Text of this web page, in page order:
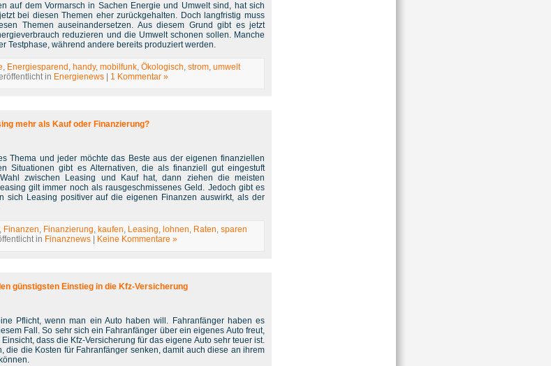
auf dem Vormarsch in Sachen Energie und Umwelt sind, hat sich
bei diesen Themen eher zurückgehalten. Doch langfristig muss
Themen auseinandersetzen. Aus diesem Grund gibt es jetzt
reduzieren und die Umwelt schonen sollen. Manche
Testphase, während andere bereits produziert werden.
, Energiesparend , handy, mobilfunk, Ökologisch, strom, umwelt
in Energienews| 1 Kommentar »
mehr als Kauf oder Finanzierung?
Thema und jeder möchte das Beste aus der eigenen finanziellen
Situationen gibt es Alternativen, die als finanziell gut eingestuft
zwischen Leasing und Kauf hat, dann ziehen die meisten
gilt immer noch als rausgeschmissenes Geld. Jedoch gibt es
sich Leasing positiver auf die eigenen Finanzen auswirkt, als der
, Finanzen, Finanzierung, kaufen, Leasing, lohnen, Raten, sparen
in Finanznews| Keine Kommentare »
günstigsten Einstieg in die Kfz-Versicherung
Pflicht, wenn man ein Auto haben will. Fahranfänger haben es
Fall. So sehr sich ein Fahranfänger über ein eigenes Auto freut,
dass die Kfz-Versicherung für das eigene Auto sehr teuer ist.
die die Kosten für Fahranfänger senken, damit auch diese an ihrem